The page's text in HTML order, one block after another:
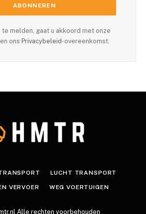
te melden, gaat u akkoord met onze
ons Privacybeleid-overeenkomst.
LUCHT TRANSPORT
VERVOER WEG VOERTUIGEN
Alle rechten voorbehouden